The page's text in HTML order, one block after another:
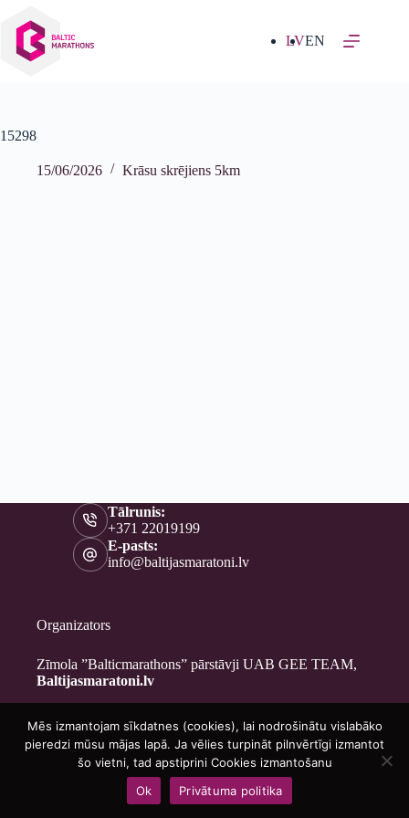
saturu
LVEN
15298
15/06/2026 Krāsu skrējiens 5km
Tālrunis:
+371 22019199
E-pasts:
info@baltijasmaratoni.lv
Organizators
Zīmola ”Balticmarathons” pārstāvji UAB GEE TEAM,
Baltijasmaratoni.lv
Kontakti
Par mums
Brīvprātīgajiem
Privātuma politika
Copyright © 2026 - Baltijasmaratoni.lv
Mēs izmantojam sīkdatnes (cookies), lai nodrošinātu vislabāko
pieredzi mūsu mājas lapā. Ja vēlies turpināt pilnvērtīgi izmantot
šo vietni, tad apstiprini Cookies izmantošanu
Ok
Privātuma politika